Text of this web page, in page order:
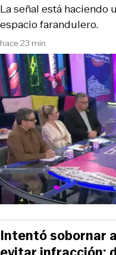
hace 23 min
La señal está
espacio farandulero.
Intentó sobornar